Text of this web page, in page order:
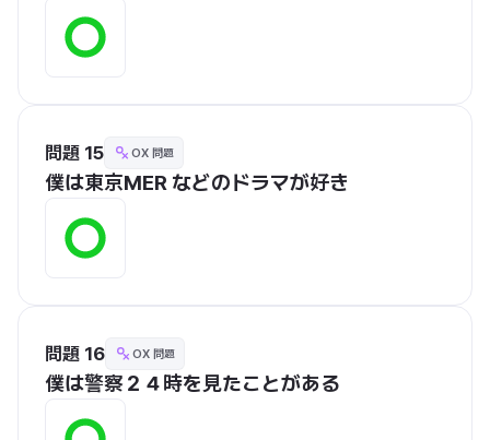
問題 15 OX 問題
僕は東京MER などのドラマが好き
問題 16 OX 問題
僕は警察２４時を見たことがある